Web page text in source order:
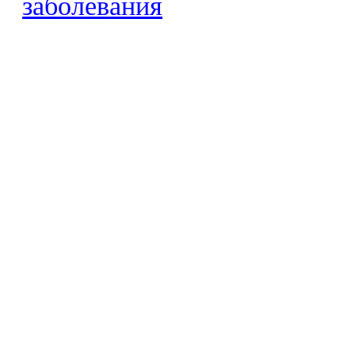
заболевания